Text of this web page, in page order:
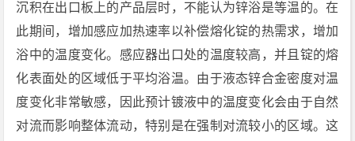
沉积在出口板上的产品层时，不能认为锌浴是等温的。在
此期间，增加感应加热速率以补偿熔化锭的热需求，增加
浴中的温度变化。感应器出口处的温度较高，并且锭的熔
化表面处的区域低于平均浴温。由于液态锌合金密度对温
度变化非常敏感，因此预计镀液中的温度变化会由于自然
对流而影响整体流动，特别是在强制对流较小的区域。这